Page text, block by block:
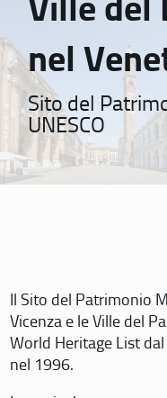
nel
Sito del
UNESCO
Il Sito del Patrimonio
Vicenza e le Ville del
World Heritage List
nel 1996.